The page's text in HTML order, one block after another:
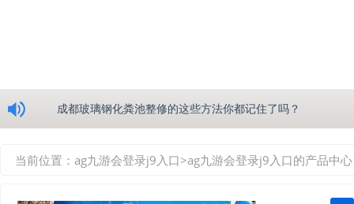
成都玻璃钢化粪池整修的这些方法你都记住了吗？
当前位置： ag九游会登录j9入口>ag九游会登录j9入口的产品中心